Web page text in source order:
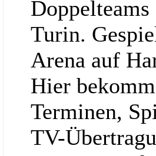
Doppelteams
Turin.
Arena auf
Hier
Terminen,
TV-